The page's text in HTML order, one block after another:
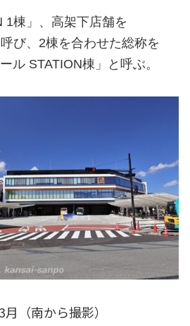
1棟」、高架下店舗を
び、2棟を合わせた総称を
ル STATION棟」と呼ぶ。
（南から撮影）